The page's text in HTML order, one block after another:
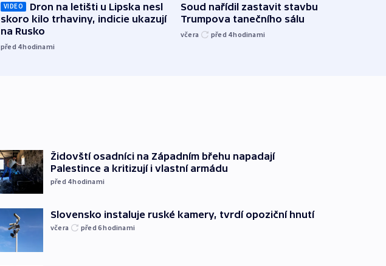
VIDEO
Dron na letišti u Lipska nesl
skoro kilo trhaviny, indicie ukazují
na Rusko
před 4hodinami
Soud nařídil zastavit stavbu
Trumpova tanečního sálu
včera před 4hodinami
Židovští osadníci na Západním břehu napadají
Palestince a kritizují i vlastní armádu
před 4hodinami
Slovensko instaluje ruské kamery, tvrdí opoziční hnutí
včera před 6hodinami